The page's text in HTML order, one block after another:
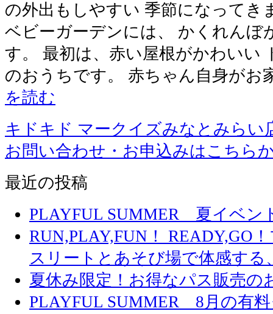
の外出もしやすい 季節になってき
ベビーガーデンには、 かくれんぼ
す。 最初は、赤い屋根がかわいい
のおうちです。 赤ちゃん自身が
を読む
キドキド マークイズみなとみらい
お問い合わせ・お申込みはこちら
最近の投稿
PLAYFUL SUMMER 夏イベ
RUN,PLAY,FUN！ READY,GO
スリートとあそび場で体感する
夏休み限定！お得なパス販売の
PLAYFUL SUMMER 8月の有